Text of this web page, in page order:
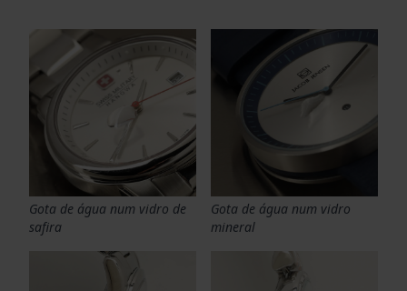
Gota de água num vidro de
safira
Gota de água num vidro
mineral